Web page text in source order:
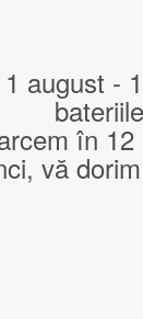
august -
în
vă